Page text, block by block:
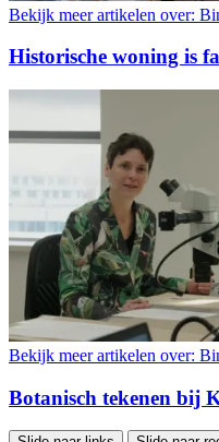
Bekijk meer artikelen over:
Historische woning is
Bekijk meer artikelen over:
Botanisch tekenen bij